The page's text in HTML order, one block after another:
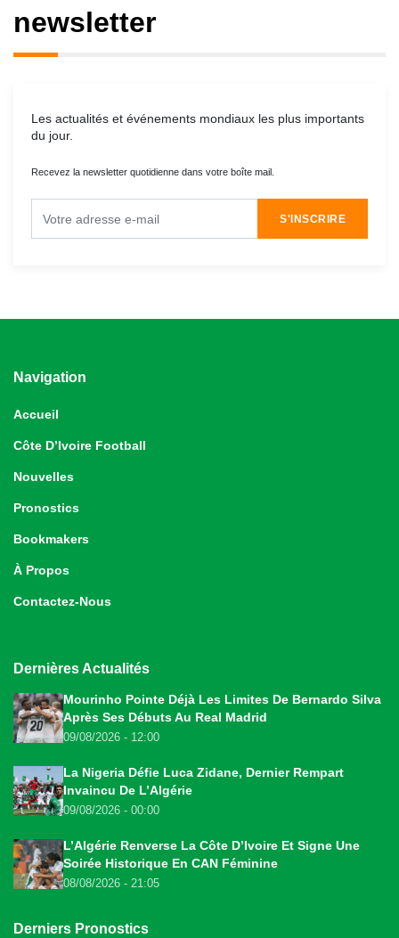
newsletter
Les actualités et événements mondiaux les plus importants
du jour.
Recevez la newsletter quotidienne dans votre boîte mail.
S'INSCRIRE
Navigation
Accueil
Côte D’Ivoire Football
Nouvelles
Pronostics
Bookmakers
À Propos
Contactez-Nous
Dernières Actualités
Mourinho Pointe Déjà Les Limites De Bernardo Silva
Après Ses Débuts Au Real Madrid
09/08/2026 - 12:00
La Nigeria Défie Luca Zidane, Dernier Rempart
Invaincu De L’Algérie
09/08/2026 - 00:00
L’Algérie Renverse La Côte D’Ivoire Et Signe Une
Soirée Historique En CAN Féminine
08/08/2026 - 21:05
Derniers Pronostics